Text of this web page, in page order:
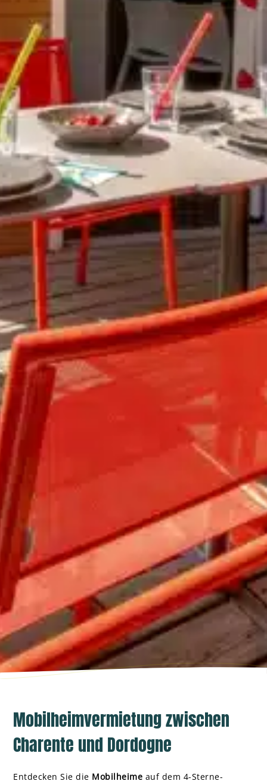
Mobilheimvermietung zwischen
Charente und Dordogne
Entdecken Sie die Mobilheime auf dem 4-Sterne-